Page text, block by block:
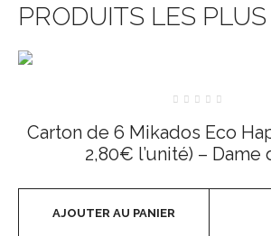
PRODUITS LES
sur
5
Carton de 6 Mikados Eco
2,80€ l’unité) – Dame
AJOUTER AU PANIER